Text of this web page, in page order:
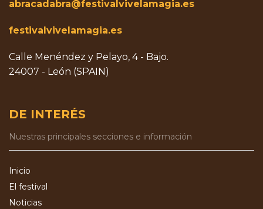
abracadabra@festivalvivelamagia.es
festivalvivelamagia.es
Calle Menéndez y Pelayo, 4 - Bajo.
24007 - León (SPAIN)
DE INTERÉS
Nuestras principales secciones e información
Inicio
El festival
Noticias